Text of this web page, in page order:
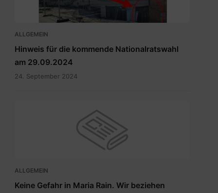
ALLGEMEIN
Hinweis für die kommende Nationalratswahl
am 29.09.2024
24. September 2024
ALLGEMEIN
Keine Gefahr in Maria Rain. Wir beziehen